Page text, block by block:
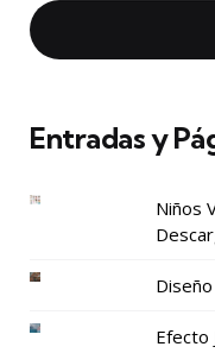
Entradas y
Niños
Efecto